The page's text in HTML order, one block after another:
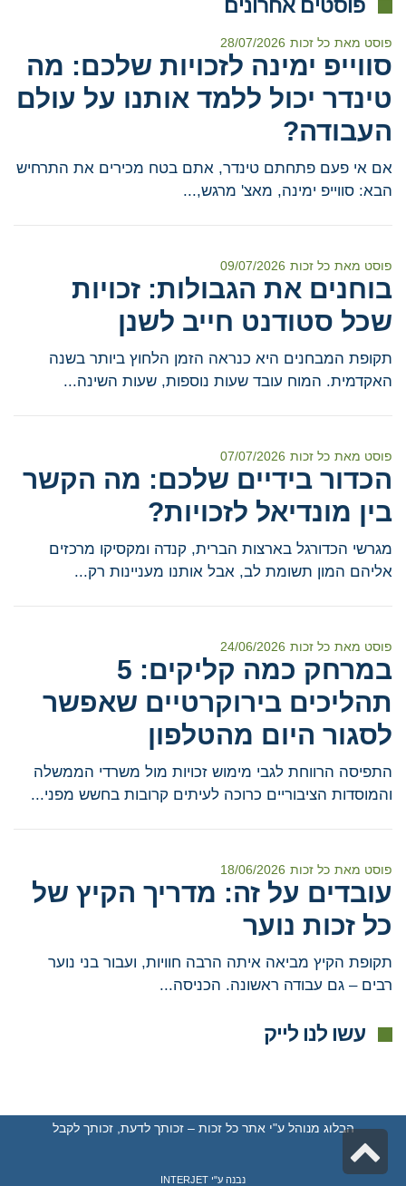
פוסטים אחרונים
פוסט מאת כל זכות 28/07/2026
סווייפ ימינה לזכויות שלכם: מה
טינדר יכול ללמד אותנו על עולם
העבודה?
אם אי פעם פתחתם טינדר, אתם בטח מכירים את התרחיש
הבא: סווייפ ימינה, מאצ' מרגש,...
פוסט מאת כל זכות 09/07/2026
בוחנים את הגבולות: זכויות
שכל סטודנט חייב לשנן
תקופת המבחנים היא כנראה הזמן הלחוץ ביותר בשנה
האקדמית. המוח עובד שעות נוספות, שעות השינה...
פוסט מאת כל זכות 07/07/2026
הכדור בידיים שלכם: מה הקשר
בין מונדיאל לזכויות?
מגרשי הכדורגל בארצות הברית, קנדה ומקסיקו מרכזים
אליהם המון תשומת לב, אבל אותנו מעניינות רק...
פוסט מאת כל זכות 24/06/2026
במרחק כמה קליקים: 5
תהליכים בירוקרטיים שאפשר
לסגור היום מהטלפון
התפיסה הרווחת לגבי מימוש זכויות מול משרדי הממשלה
והמוסדות הציבוריים כרוכה לעיתים קרובות בחשש מפני...
פוסט מאת כל זכות 18/06/2026
עובדים על זה: מדריך הקיץ של
כל זכות נוער
תקופת הקיץ מביאה איתה הרבה חוויות, ועבור בני נוער
רבים – גם עבודה ראשונה. הכניסה...
עשו לנו לייק
הבלוג מנוהל ע"י אתר כל זכות – זכותך לדעת, זכותך לקבל
נבנה ע"י INTERJET